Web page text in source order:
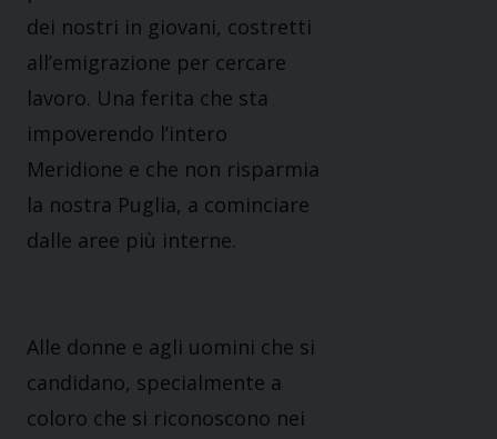
dei nostri in giovani, costretti
all’emigrazione per cercare
lavoro. Una ferita che sta
impoverendo l’intero
Meridione e che non risparmia
la nostra Puglia, a cominciare
dalle aree più interne.
Alle donne e agli uomini che si
candidano, specialmente a
coloro che si riconoscono nei